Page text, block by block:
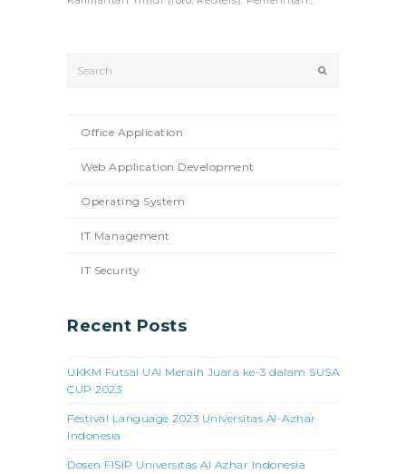
Office Application
Web Application Development
Operating System
IT Management
IT Security
Recent Posts
UKKM Futsal UAI Meraih Juara ke-3 dalam SUSA
CUP 2023
Festival Language 2023 Universitas Al-Azhar
Indonesia
Dosen FISIP Universitas Al Azhar Indonesia